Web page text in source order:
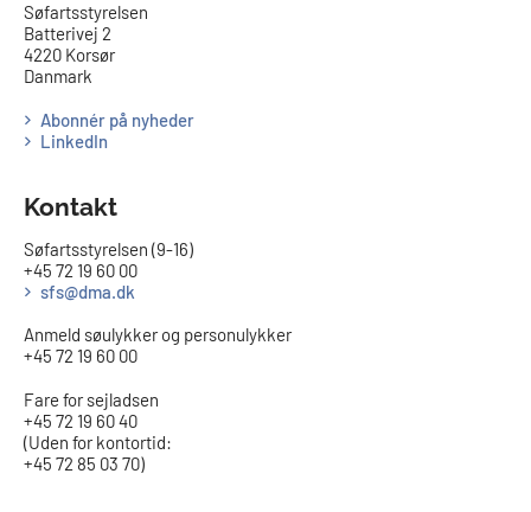
​​Søfartsstyrelsen
Batterivej 2
4220 Korsør
Danmark
Abonnér på nyheder
LinkedIn
Kontakt
Søfartsstyrelsen (9-16)
+45 72 19 60 00
sfs@dma.dk
Anmeld søulykker og personulykker
+45 72 19 60 00
Fare for sejladsen
+45 72 19 60 40
(Uden for kontortid:
+45 72 85 03 70)